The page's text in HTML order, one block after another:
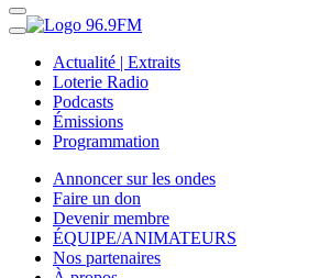
Actualité | Extraits
Loterie Radio
Podcasts
Émissions
Programmation
Annoncer sur les ondes
Faire un don
Devenir membre
ÉQUIPE/ANIMATEURS
Nos partenaires